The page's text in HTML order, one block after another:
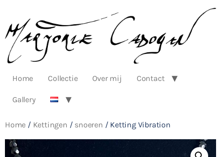
Home Collectie Over mij Contact
Gallery
Home / Kettingen / snoeren / Ketting Vibration